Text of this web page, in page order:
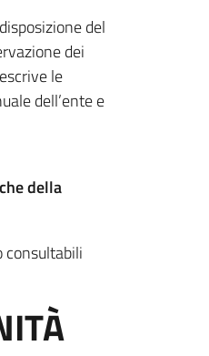
del
dei
le
dell’ente e
della
consultabili